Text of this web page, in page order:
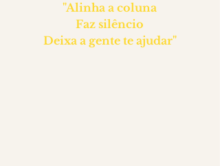
"Alinha a coluna
Faz silêncio
Deixa a gente te ajudar"